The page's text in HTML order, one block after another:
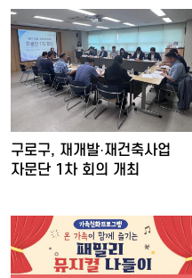
구로구, 재개발·재건축사업
자문단 1차 회의 개최